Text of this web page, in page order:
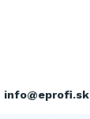
info@eprofi.sk